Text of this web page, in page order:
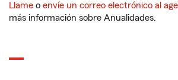
Llame o envíe un correo electrónico al
más información sobre Anualidades.